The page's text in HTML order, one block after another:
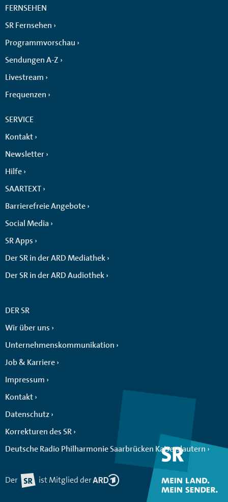
FERNSEHEN
SR Fernsehen
Programmvorschau
Sendungen A-Z
Livestream
Frequenzen
SERVICE
Kontakt
Newsletter
Hilfe
SAARTEXT
Barrierefreie Angebote
Social Media
SR Apps
Der SR in der ARD Mediathek
Der SR in der ARD Audiothek
DER SR
Wir über uns
Unternehmenskommunikation
Job & Karriere
Impressum
Kontakt
Datenschutz
Korrekturen des SR
Deutsche Radio Philharmonie Saarbrücken Kaiserslautern
Der ist Mitglied der